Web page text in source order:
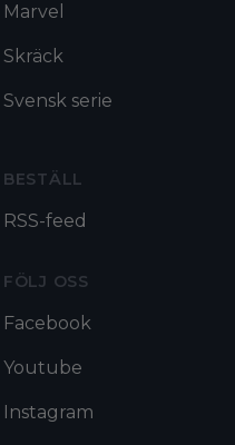
Marvel
Skräck
Svensk serie
BESTÄLL
RSS-feed
FÖLJ OSS
Facebook
Youtube
Instagram